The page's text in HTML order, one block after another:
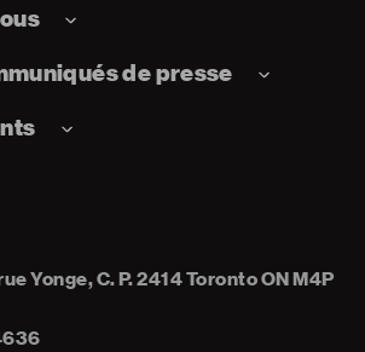
de presse
Yonge, C. P. 2414 Toronto ON M4P